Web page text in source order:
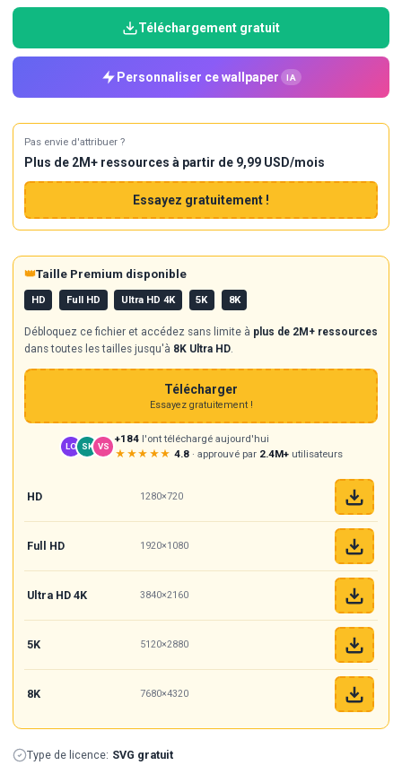
Téléchargement gratuit
Personnaliser ce wallpaper IA
Pas envie d'attribuer ?
Plus de 2M+ ressources à partir de 9,99 USD/mois
Essayez gratuitement !
👑Taille Premium disponible
HD Full HD Ultra HD 4K 5K 8K
Débloquez ce fichier et accédez sans limite à plus de 2M+ ressources
dans toutes les tailles jusqu'à 8K Ultra HD.
Télécharger
Essayez gratuitement !
LO SK VS
+184 l'ont téléchargé aujourd'hui
★★★★★ 4.8· approuvé par 2.4M+utilisateurs
HD 1280×720
Full HD 1920×1080
Ultra HD 4K 3840×2160
5K 5120×2880
8K 7680×4320
Type de licence: SVG gratuit